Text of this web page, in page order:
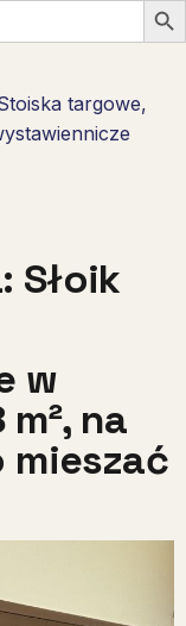
targowe,
Słoik
w
na